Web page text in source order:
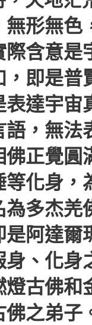
形無色
際含意是
即是普
達宇宙
語，無法
佛正覺
化身，
多杰羌
阿達爾
、化身
古佛和
之弟子